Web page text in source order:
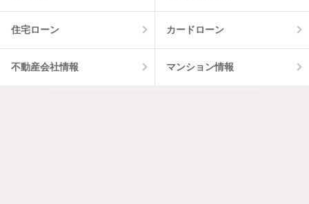
住宅ローン カードローン
不動産会社情報 マンション情報